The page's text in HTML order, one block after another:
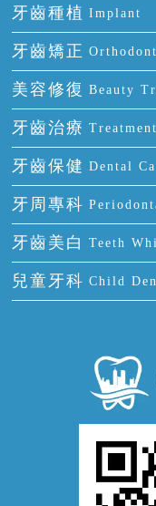
牙齒種植 Implant
種牙
單顆牙缺失
門牙缺失
多顆牙缺失
半口缺失
全口缺失
牙齒矯正
隱形箍牙
前牙反頜
牙齒擁擠
牙齒前突
牙齒稀疏
美容修復 Beauty
全瓷牙
烤瓷牙
氟斑牙
四環素牙
活動假牙
牙貼面
牙齒治療 Treatment
補牙
智齒
根管治療
拔牙
牙痛
牙齒保健 Dental
正確刷牙
全國愛牙日
預防牙病
牙科通識
牙周專科
牙周炎
牙齦出血
牙齦炎
牙齦萎縮
牙齒美白 Teeth
冷光美白
兒童牙科 Child